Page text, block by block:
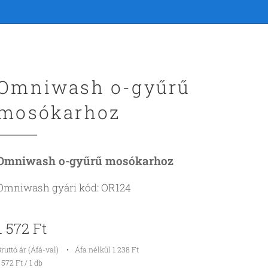
o-gyűrű
o-gyűrű mosókarhoz
gyári kód: OR124
572 Ft
ár (Áfá-val)
Áfa nélkül 1 238 Ft
572 Ft / 1 db